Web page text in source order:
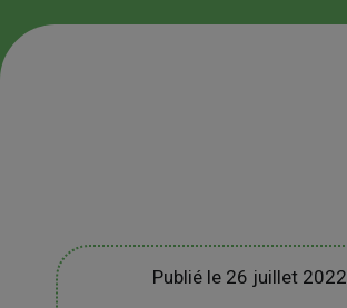
Publié le 26 juillet 2022